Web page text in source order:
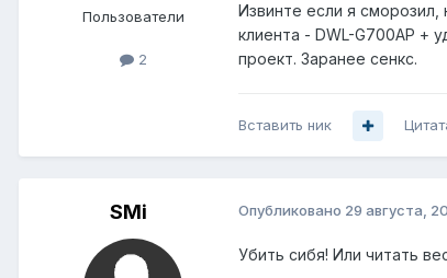
Пользователи
2
Извинте если я
клиента - DWL-G700AP +
проект. Заранее сенкс.
Вставить ник
SMi Опубликовано 29 августа,
Убить сибя! Или читать